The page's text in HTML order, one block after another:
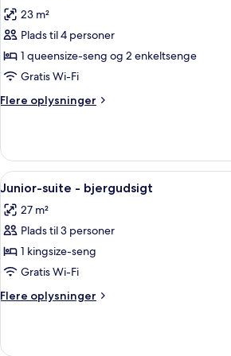
billeder
af
Værelse
til
4
personer
23 m²
Plads til 4 personer
1 queensize-seng og 2 enkeltsenge
Gratis Wi-Fi
Flere oplysninger
Flere
til
4
personer
Indlæs
alle
billeder
af
Junior-
suite
-
bjergudsigt
Junior-
7
Junior-suite - bjergudsigt
27 m²
Plads til 3 personer
1 kingsize-seng
Gratis Wi-Fi
Flere oplysninger
Flere
suite